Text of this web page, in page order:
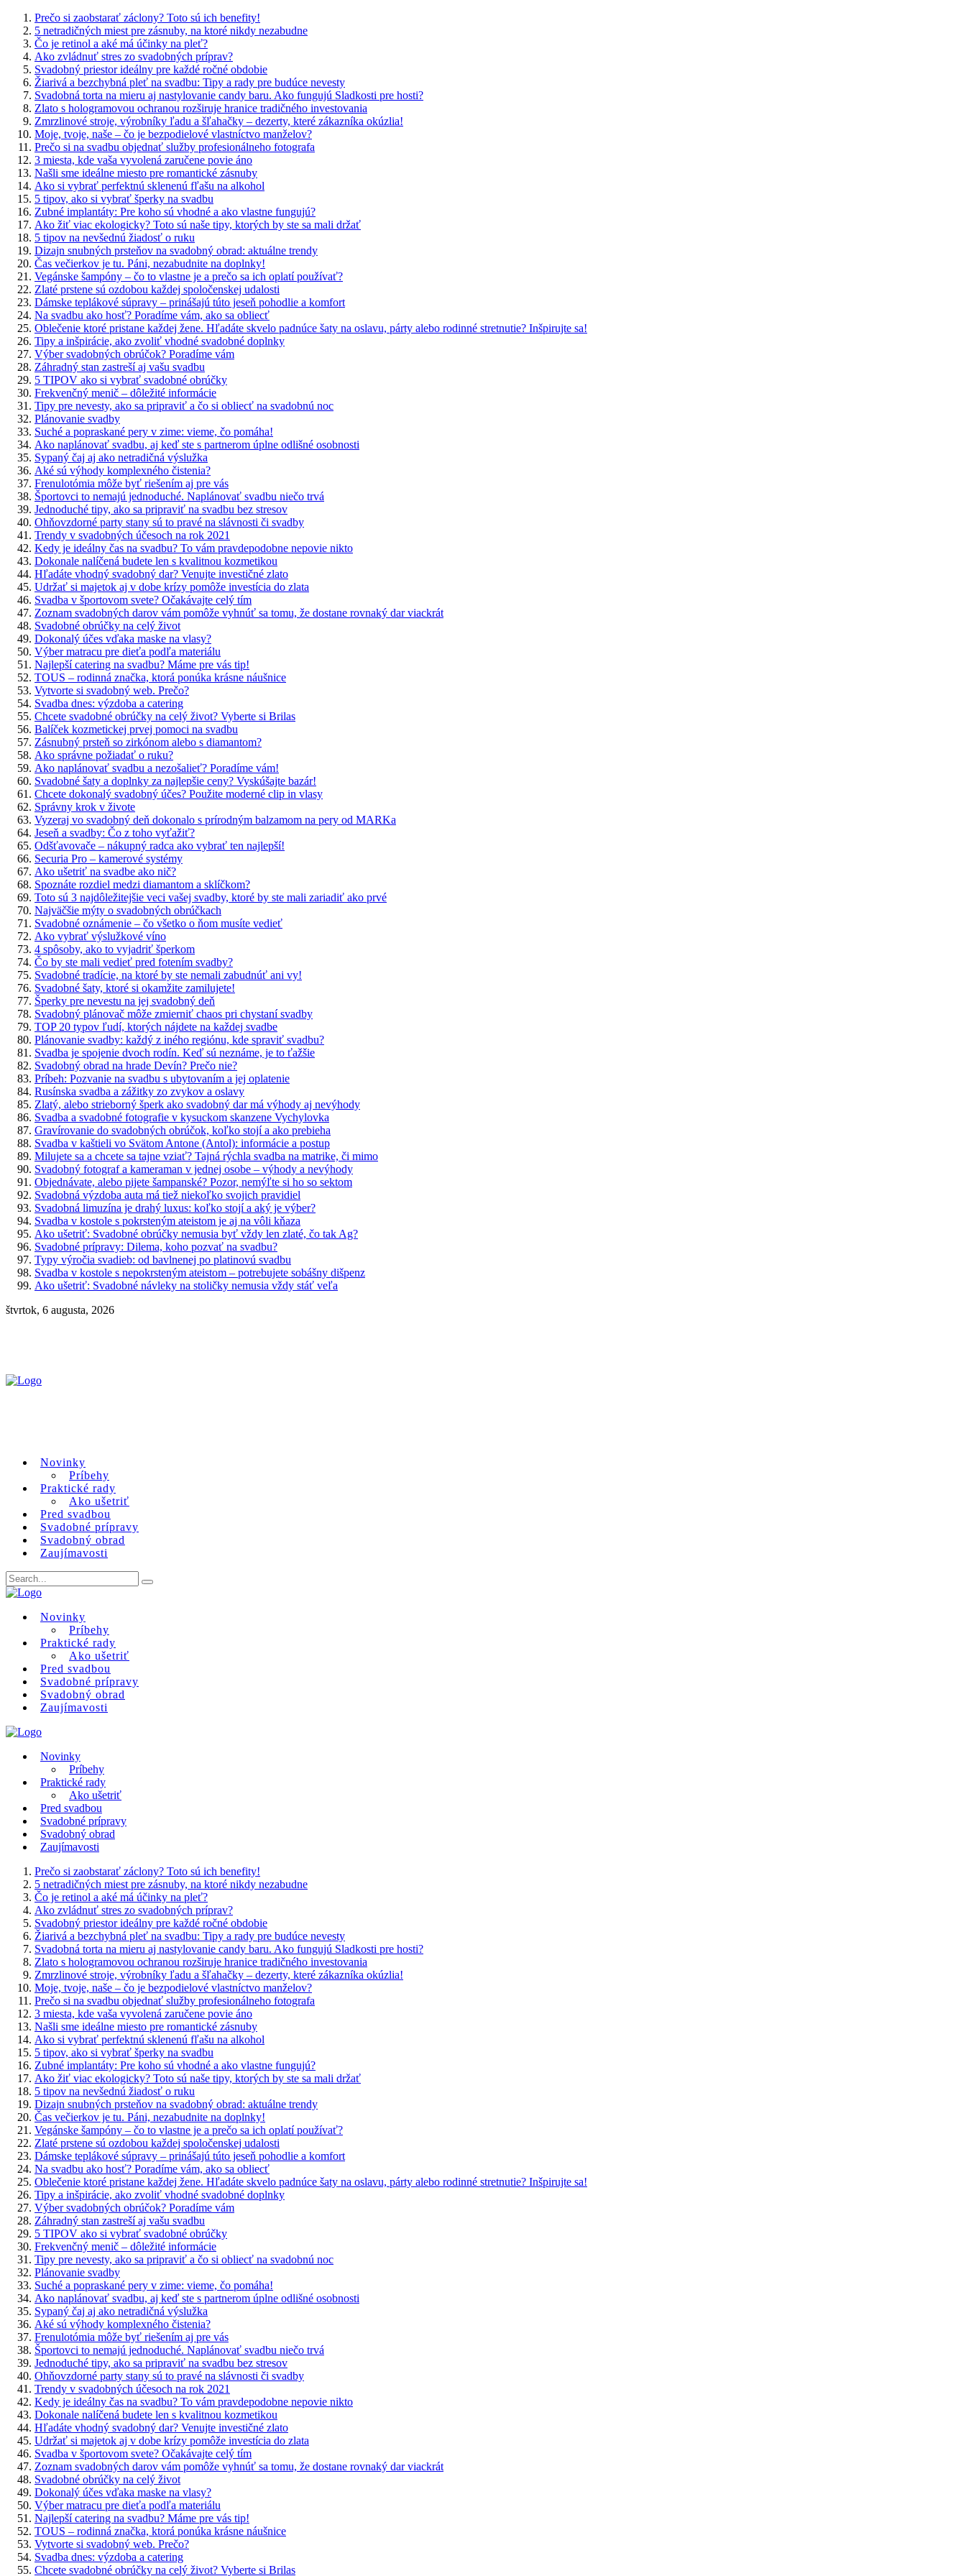
Prečo si zaobstarať záclony? Toto sú ich benefity!
5 netradičných miest pre zásnuby, na ktoré nikdy nezabudne
Čo je retinol a aké má účinky na pleť?
Ako zvládnuť stres zo svadobných príprav?
Svadobný priestor ideálny pre každé ročné obdobie
Žiarivá a bezchybná pleť na svadbu: Tipy a rady pre budúce nevesty
Svadobná torta na mieru aj nastylovanie candy baru. Ako fungujú Sladkosti pre hosti?
Zlato s hologramovou ochranou rozširuje hranice tradičného investovania
Zmrzlinové stroje, výrobníky ľadu a šľahačky – dezerty, které zákazníka okúzlia!
Moje, tvoje, naše – čo je bezpodielové vlastníctvo manželov?
Prečo si na svadbu objednať služby profesionálneho fotografa
3 miesta, kde vaša vyvolená zaručene povie áno
Našli sme ideálne miesto pre romantické zásnuby
Ako si vybrať perfektnú sklenenú fľašu na alkohol
5 tipov, ako si vybrať šperky na svadbu
Zubné implantáty: Pre koho sú vhodné a ako vlastne fungujú?
Ako žiť viac ekologicky? Toto sú naše tipy, ktorých by ste sa mali držať
5 tipov na nevšednú žiadosť o ruku
Dizajn snubných prsteňov na svadobný obrad: aktuálne trendy
Čas večierkov je tu. Páni, nezabudnite na doplnky!
Vegánske šampóny – čo to vlastne je a prečo sa ich oplatí používať?
Zlaté prstene sú ozdobou každej spoločenskej udalosti
Dámske teplákové súpravy – prinášajú túto jeseň pohodlie a komfort
Na svadbu ako hosť? Poradíme vám, ako sa obliecť
Oblečenie ktoré pristane každej žene. Hľadáte skvelo padnúce šaty na oslavu, párty alebo rodinné stretnutie? Inšpirujte sa!
Tipy a inšpirácie, ako zvoliť vhodné svadobné doplnky
Výber svadobných obrúčok? Poradíme vám
Záhradný stan zastreší aj vašu svadbu
5 TIPOV ako si vybrať svadobné obrúčky
Frekvenčný menič – dôležité informácie
Tipy pre nevesty, ako sa pripraviť a čo si obliecť na svadobnú noc
Plánovanie svadby
Suché a popraskané pery v zime: vieme, čo pomáha!
Ako naplánovať svadbu, aj keď ste s partnerom úplne odlišné osobnosti
Sypaný čaj aj ako netradičná výslužka
Aké sú výhody komplexného čistenia?
Frenulotómia môže byť riešením aj pre vás
Športovci to nemajú jednoduché. Naplánovať svadbu niečo trvá
Jednoduché tipy, ako sa pripraviť na svadbu bez stresov
Ohňovzdorné party stany sú to pravé na slávnosti či svadby
Trendy v svadobných účesoch na rok 2021
Kedy je ideálny čas na svadbu? To vám pravdepodobne nepovie nikto
Dokonale nalíčená budete len s kvalitnou kozmetikou
Hľadáte vhodný svadobný dar? Venujte investičné zlato
Udržať si majetok aj v dobe krízy pomôže investícia do zlata
Svadba v športovom svete? Očakávajte celý tím
Zoznam svadobných darov vám pomôže vyhnúť sa tomu, že dostane rovnaký dar viackrát
Svadobné obrúčky na celý život
Dokonalý účes vďaka maske na vlasy?
Výber matracu pre dieťa podľa materiálu
Najlepší catering na svadbu? Máme pre vás tip!
TOUS – rodinná značka, ktorá ponúka krásne náušnice
Vytvorte si svadobný web. Prečo?
Svadba dnes: výzdoba a catering
Chcete svadobné obrúčky na celý život? Vyberte si Brilas
Balíček kozmetickej prvej pomoci na svadbu
Zásnubný prsteň so zirkónom alebo s diamantom?
Ako správne požiadať o ruku?
Ako naplánovať svadbu a nezošalieť? Poradíme vám!
Svadobné šaty a doplnky za najlepšie ceny? Vyskúšajte bazár!
Chcete dokonalý svadobný účes? Použite moderné clip in vlasy
Správny krok v živote
Vyzeraj vo svadobný deň dokonalo s prírodným balzamom na pery od MARKa
Jeseň a svadby: Čo z toho vyťažiť?
Odšťavovače – nákupný radca ako vybrať ten najlepší!
Securia Pro – kamerové systémy
Ako ušetriť na svadbe ako nič?
Spoznáte rozdiel medzi diamantom a sklíčkom?
Toto sú 3 najdôležitejšie veci vašej svadby, ktoré by ste mali zariadiť ako prvé
Najväčšie mýty o svadobných obrúčkach
Svadobné oznámenie – čo všetko o ňom musíte vedieť
Ako vybrať výslužkové víno
4 spôsoby, ako to vyjadriť šperkom
Čo by ste mali vedieť pred fotením svadby?
Svadobné tradície, na ktoré by ste nemali zabudnúť ani vy!
Svadobné šaty, ktoré si okamžite zamilujete!
Šperky pre nevestu na jej svadobný deň
Svadobný plánovač môže zmierniť chaos pri chystaní svadby
TOP 20 typov ľudí, ktorých nájdete na každej svadbe
Plánovanie svadby: každý z iného regiónu, kde spraviť svadbu?
Svadba je spojenie dvoch rodín. Keď sú neznáme, je to ťažšie
Svadobný obrad na hrade Devín? Prečo nie?
Príbeh: Pozvanie na svadbu s ubytovaním a jej oplatenie
Rusínska svadba a zážitky zo zvykov a oslavy
Zlatý, alebo strieborný šperk ako svadobný dar má výhody aj nevýhody
Svadba a svadobné fotografie v kysuckom skanzene Vychylovka
Gravírovanie do svadobných obrúčok, koľko stojí a ako prebieha
Svadba v kaštieli vo Svätom Antone (Antol): informácie a postup
Milujete sa a chcete sa tajne vziať? Tajná rýchla svadba na matrike, či mimo
Svadobný fotograf a kameraman v jednej osobe – výhody a nevýhody
Objednávate, alebo pijete šampanské? Pozor, nemýľte si ho so sektom
Svadobná výzdoba auta má tiež niekoľko svojich pravidiel
Svadobná limuzína je drahý luxus: koľko stojí a aký je výber?
Svadba v kostole s pokrsteným ateistom je aj na vôli kňaza
Ako ušetriť: Svadobné obrúčky nemusia byť vždy len zlaté, čo tak Ag?
Svadobné prípravy: Dilema, koho pozvať na svadbu?
Typy výročia svadieb: od bavlnenej po platinovú svadbu
Svadba v kostole s nepokrsteným ateistom – potrebujete sobášny dišpenz
Ako ušetriť: Svadobné návleky na stoličky nemusia vždy stáť veľa
štvrtok, 6 augusta, 2026
Novinky
Príbehy
Praktické rady
Ako ušetriť
Pred svadbou
Svadobné prípravy
Svadobný obrad
Zaujímavosti
Novinky
Príbehy
Praktické rady
Ako ušetriť
Pred svadbou
Svadobné prípravy
Svadobný obrad
Zaujímavosti
Novinky
Príbehy
Praktické rady
Ako ušetriť
Pred svadbou
Svadobné prípravy
Svadobný obrad
Zaujímavosti
Prečo si zaobstarať záclony? Toto sú ich benefity!
5 netradičných miest pre zásnuby, na ktoré nikdy nezabudne
Čo je retinol a aké má účinky na pleť?
Ako zvládnuť stres zo svadobných príprav?
Svadobný priestor ideálny pre každé ročné obdobie
Žiarivá a bezchybná pleť na svadbu: Tipy a rady pre budúce nevesty
Svadobná torta na mieru aj nastylovanie candy baru. Ako fungujú Sladkosti pre hosti?
Zlato s hologramovou ochranou rozširuje hranice tradičného investovania
Zmrzlinové stroje, výrobníky ľadu a šľahačky – dezerty, které zákazníka okúzlia!
Moje, tvoje, naše – čo je bezpodielové vlastníctvo manželov?
Prečo si na svadbu objednať služby profesionálneho fotografa
3 miesta, kde vaša vyvolená zaručene povie áno
Našli sme ideálne miesto pre romantické zásnuby
Ako si vybrať perfektnú sklenenú fľašu na alkohol
5 tipov, ako si vybrať šperky na svadbu
Zubné implantáty: Pre koho sú vhodné a ako vlastne fungujú?
Ako žiť viac ekologicky? Toto sú naše tipy, ktorých by ste sa mali držať
5 tipov na nevšednú žiadosť o ruku
Dizajn snubných prsteňov na svadobný obrad: aktuálne trendy
Čas večierkov je tu. Páni, nezabudnite na doplnky!
Vegánske šampóny – čo to vlastne je a prečo sa ich oplatí používať?
Zlaté prstene sú ozdobou každej spoločenskej udalosti
Dámske teplákové súpravy – prinášajú túto jeseň pohodlie a komfort
Na svadbu ako hosť? Poradíme vám, ako sa obliecť
Oblečenie ktoré pristane každej žene. Hľadáte skvelo padnúce šaty na oslavu, párty alebo rodinné stretnutie? Inšpirujte sa!
Tipy a inšpirácie, ako zvoliť vhodné svadobné doplnky
Výber svadobných obrúčok? Poradíme vám
Záhradný stan zastreší aj vašu svadbu
5 TIPOV ako si vybrať svadobné obrúčky
Frekvenčný menič – dôležité informácie
Tipy pre nevesty, ako sa pripraviť a čo si obliecť na svadobnú noc
Plánovanie svadby
Suché a popraskané pery v zime: vieme, čo pomáha!
Ako naplánovať svadbu, aj keď ste s partnerom úplne odlišné osobnosti
Sypaný čaj aj ako netradičná výslužka
Aké sú výhody komplexného čistenia?
Frenulotómia môže byť riešením aj pre vás
Športovci to nemajú jednoduché. Naplánovať svadbu niečo trvá
Jednoduché tipy, ako sa pripraviť na svadbu bez stresov
Ohňovzdorné party stany sú to pravé na slávnosti či svadby
Trendy v svadobných účesoch na rok 2021
Kedy je ideálny čas na svadbu? To vám pravdepodobne nepovie nikto
Dokonale nalíčená budete len s kvalitnou kozmetikou
Hľadáte vhodný svadobný dar? Venujte investičné zlato
Udržať si majetok aj v dobe krízy pomôže investícia do zlata
Svadba v športovom svete? Očakávajte celý tím
Zoznam svadobných darov vám pomôže vyhnúť sa tomu, že dostane rovnaký dar viackrát
Svadobné obrúčky na celý život
Dokonalý účes vďaka maske na vlasy?
Výber matracu pre dieťa podľa materiálu
Najlepší catering na svadbu? Máme pre vás tip!
TOUS – rodinná značka, ktorá ponúka krásne náušnice
Vytvorte si svadobný web. Prečo?
Svadba dnes: výzdoba a catering
Chcete svadobné obrúčky na celý život? Vyberte si Brilas